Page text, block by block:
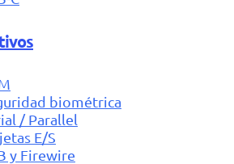
biométrica
/ Parallel
E/S
y Firewire